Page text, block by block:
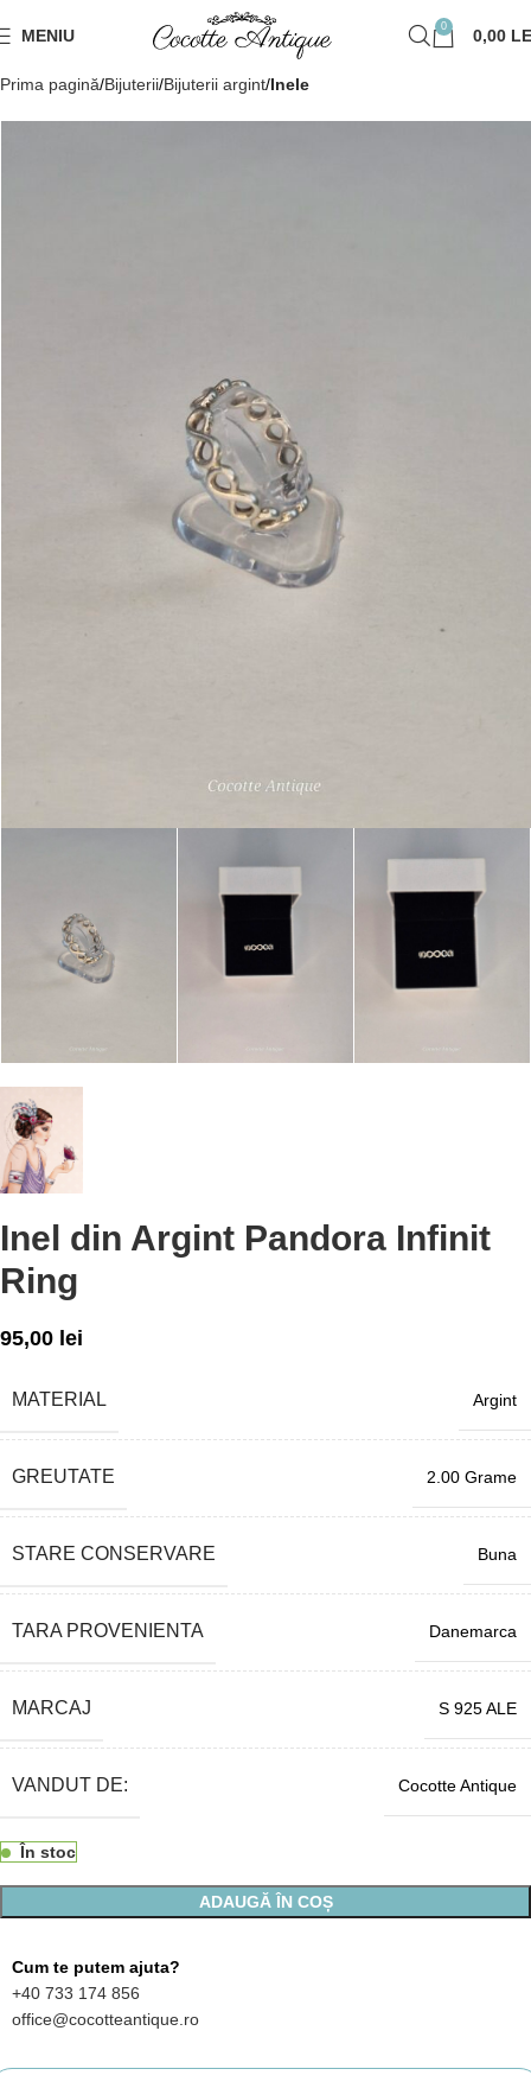
MENIU 0 0,00
Prima pagină Bijuterii Bijuterii argint Inele
Inel din Argint Pandora Infinit
Ring
95,00 lei
MATERIAL Argint
GREUTATE 2.00 Grame
STARE CONSERVARE Buna
TARA PROVENIENTA Danemarca
MARCAJ S 925 ALE
VANDUT DE: Cocotte Antique
În stoc
ADAUGĂ ÎN COȘ
Cum te putem ajuta?
+40 733 174 856
office@cocotteantique.ro